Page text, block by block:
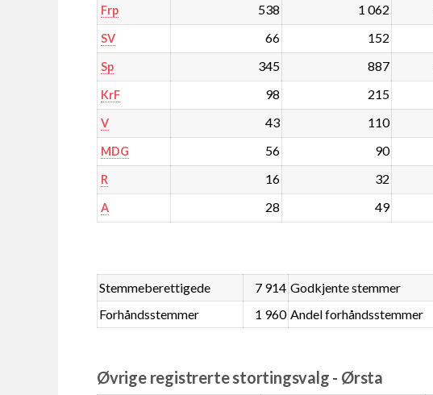
Frp 538 1 062
SV 66 152
Sp 345 887
KrF 98 215
V 43 110
MDG 56 90
R 16 32
A 28 49
Stemmeberettigede 7 914 Godkjente stemmer
Forhåndsstemmer
1 960 Andel forhåndsstemmer
Øvrige registrerte stortingsvalg - Ørsta